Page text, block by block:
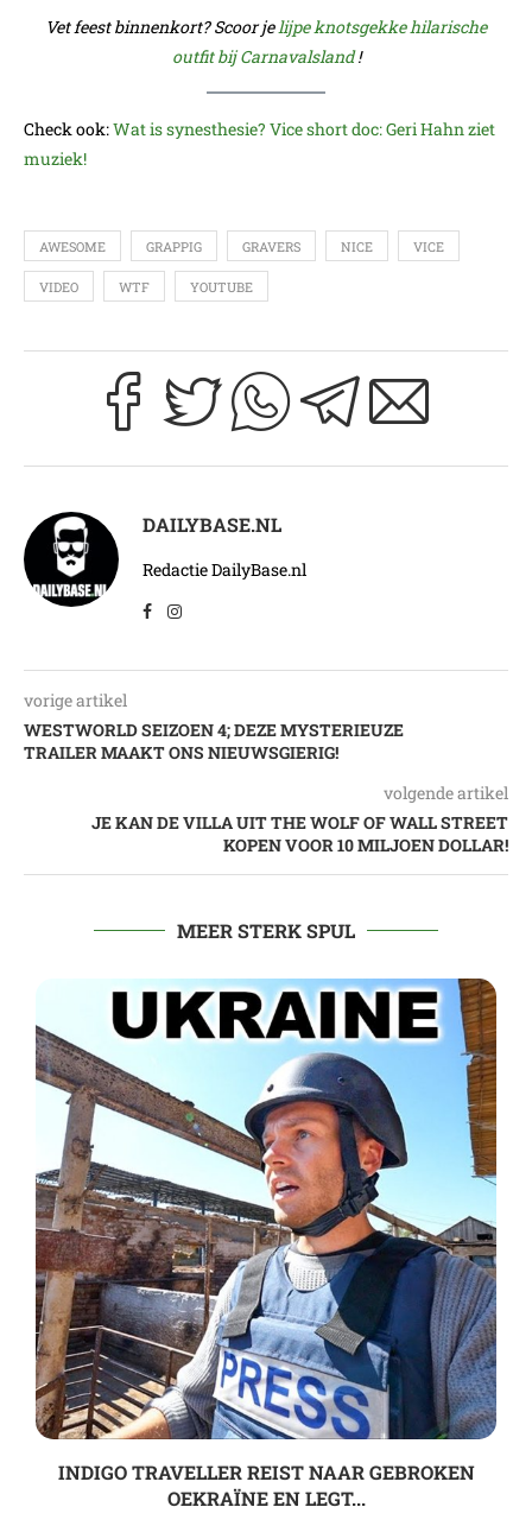
Vet feest binnenkort? Scoor jelijpe knotsgekke hilarische
outfit bij Carnavalsland!
Check ook:Wat is synesthesie? Vice short doc: Geri Hahn ziet
muziek!
AWESOME GRAPPIG GRAVERS NICE VICE
VIDEO WTF YOUTUBE
DAILYBASE.NL
Redactie DailyBase.nl
vorige artikel
WESTWORLD SEIZOEN 4; DEZE MYSTERIEUZE
TRAILER MAAKT ONS NIEUWSGIERIG!
volgende artikel
JE KAN DE VILLA UIT THE WOLF OF WALL STREET
KOPEN VOOR 10 MILJOEN DOLLAR!
MEER STERK SPUL
INDIGO TRAVELLER REIST NAAR GEBROKEN
OEKRAÏNE EN LEGT...